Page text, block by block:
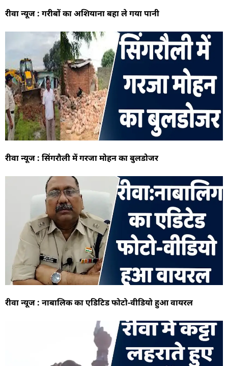
रीवा न्यूज : गरीबों का अशियाना बहा ले गया पानी
रीवा न्यूज : सिंगरौली में गरजा मोहन का बुलडोजर
रीवा न्यूज : नाबालिक का एडिटिड फोटो-वीडियो हुआ वायरल